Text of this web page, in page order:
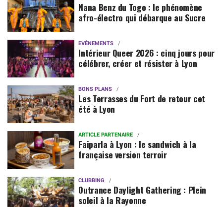
Nana Benz du Togo : le phénomène
afro-électro qui débarque au Sucre
EVÈNEMENTS
Intérieur Queer 2026 : cinq jours pour
célébrer, créer et résister à Lyon
BONS PLANS
Les Terrasses du Fort de retour cet
été à Lyon
ARTICLE PARTENAIRE
Faiparla à Lyon : le sandwich à la
française version terroir
CLUBBING
Outrance Daylight Gathering : Plein
soleil à la Rayonne